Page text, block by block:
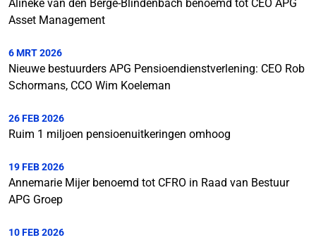
Alineke van den Berge-Blindenbach benoemd tot CEO APG
Asset Management
6 MRT 2026
Nieuwe bestuurders APG Pensioendienstverlening: CEO Rob
Schormans, CCO Wim Koeleman
26 FEB 2026
Ruim 1 miljoen pensioenuitkeringen omhoog
19 FEB 2026
Annemarie Mijer benoemd tot CFRO in Raad van Bestuur
APG Groep
10 FEB 2026